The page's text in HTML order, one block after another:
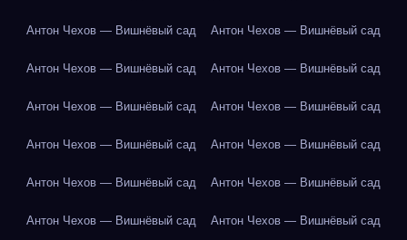
Антон Чехов — Вишнёвый сад Антон Чехов — Вишнёвый сад
Антон Чехов — Вишнёвый сад Антон Чехов — Вишнёвый сад
Антон Чехов — Вишнёвый сад Антон Чехов — Вишнёвый сад
Антон Чехов — Вишнёвый сад Антон Чехов — Вишнёвый сад
Антон Чехов — Вишнёвый сад Антон Чехов — Вишнёвый сад
Антон Чехов — Вишнёвый сад Антон Чехов — Вишнёвый сад